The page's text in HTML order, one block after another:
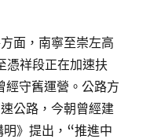
面，南寧至崇左高
憑祥段正在加速扶
守舊運營。公路方
公路，今朝曾經建
》提出，“推進中